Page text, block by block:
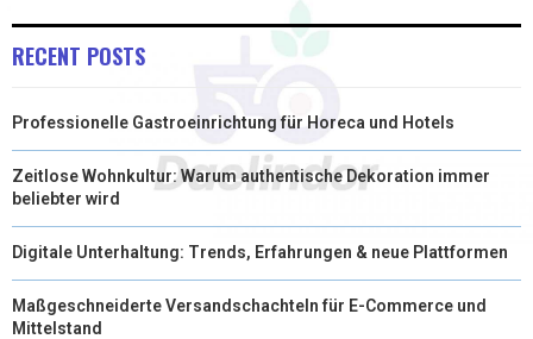
E
R
)
K
R
S
T
N
RECENT POSTS
Professionelle Gastroeinrichtung für Horeca und Hotels
Zeitlose Wohnkultur: Warum authentische Dekoration immer
beliebter wird
Digitale Unterhaltung: Trends, Erfahrungen & neue Plattformen
Maßgeschneiderte Versandschachteln für E-Commerce und
Mittelstand